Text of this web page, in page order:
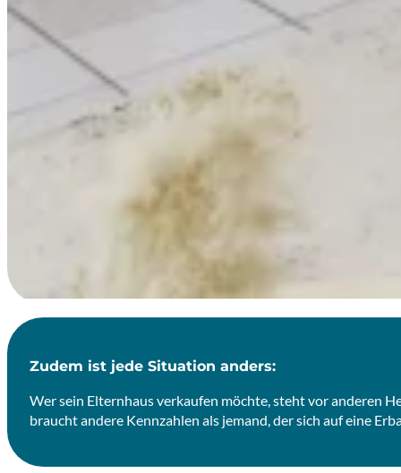
Zudem ist jede Situation anders:
Wer sein Elternhaus verkaufen möchte, steht vor anderen
braucht andere Kennzahlen als jemand, der sich auf eine